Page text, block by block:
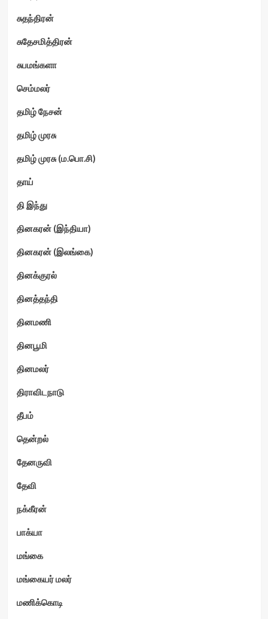
சுதந்திரன்
சுதேசமித்திரன்
சுபமங்களா
செம்மலர்
தமிழ் நேசன்
தமிழ் முரசு
தமிழ் முரசு (ம.பொ.சி)
தாய்
தி இந்து
தினகரன் (இந்தியா)
தினகரன் (இலங்கை)
தினக்குரல்
தினத்தந்தி
தினமணி
தினபூமி
தினமலர்
திராவிடநாடு
தீபம்
தென்றல்
தேனருவி
தேவி
நக்கீரன்
பாக்யா
மங்கை
மங்கையர் மலர்
மணிக்கொடி